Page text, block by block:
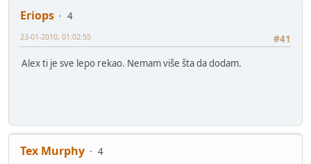
Eriops
4
#41
23-01-2010, 01:02:55
Alex ti je sve lepo rekao. Nemam više šta da dodam.
Tex Murphy
4